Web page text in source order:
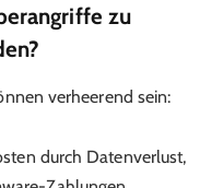
zu
verheerend sein:
durch Datenverlust,